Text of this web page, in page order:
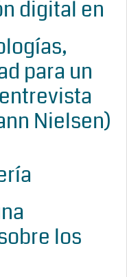
digital en
para un
Nielsen)
los